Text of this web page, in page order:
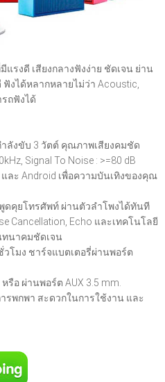
รงดี เสียงกลางฟังง่าย ชัดเจน ย่าน
งได้หลากหลายไม่ว่า Acoustic,
รถฟังได้
ลังขับ 3 วัตต์ คุณภาพเสียงคมชัด
Signal To Noise : >=80 dB
และ Android เพื่อความบันเทิงของคุณ
ดคุยโทรศัพท์ ผ่านตัวลำโพงได้ทันที
Cancellation, Echo และเทคโนโลยี
ทนาคมชัดเจน
โมง ชาร์จแบตเตอรี่ผ่านพอร์ต
อ ผ่านพอร์ต AUX 3.5 mm.
รพกพา สะดวกในการใช้งาน และ